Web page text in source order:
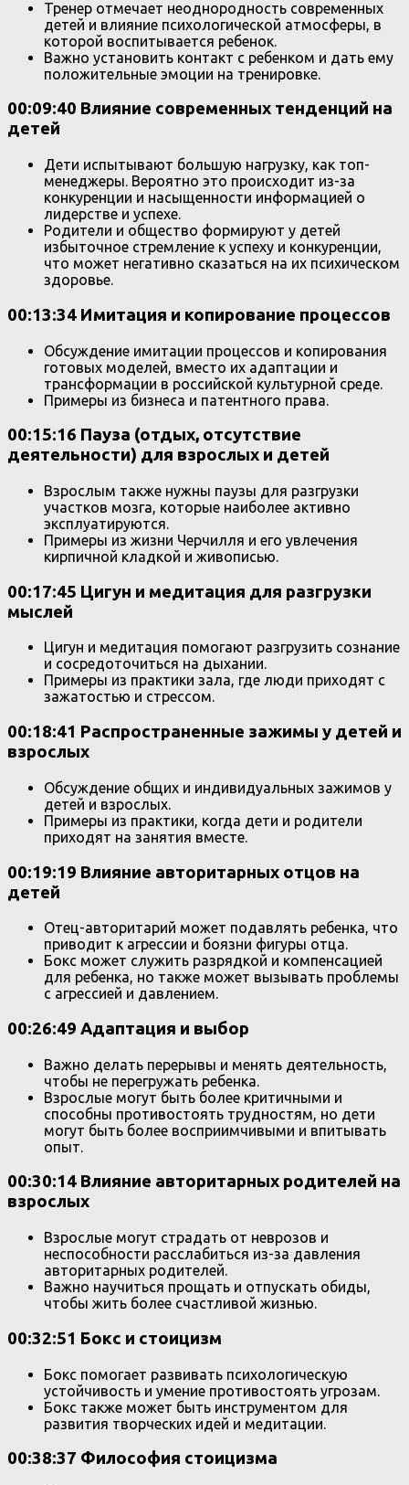
Тренер отмечает неоднородность современных
детей и влияние психологической атмосферы, в
которой воспитывается ребенок.
Важно установить контакт с ребенком и дать ему
положительные эмоции на тренировке.
00:09:40 Влияние современных тенденций на
детей
Дети испытывают большую нагрузку, как топ-
менеджеры. Вероятно это происходит из-за
конкуренции и насыщенности информацией о
лидерстве и успехе.
Родители и общество формируют у детей
избыточное стремление к успеху и конкуренции,
что может негативно сказаться на их психическом
здоровье.
00:13:34 Имитация и копирование процессов
Обсуждение имитации процессов и копирования
готовых моделей, вместо их адаптации и
трансформации в российской культурной среде.
Примеры из бизнеса и патентного права.
00:15:16 Пауза (отдых, отсутствие
деятельности) для взрослых и детей
Взрослым также нужны паузы для разгрузки
участков мозга, которые наиболее активно
эксплуатируются.
Примеры из жизни Черчилля и его увлечения
кирпичной кладкой и живописью.
00:17:45 Цигун и медитация для разгрузки
мыслей
Цигун и медитация помогают разгрузить сознание
и сосредоточиться на дыхании.
Примеры из практики зала, где люди приходят с
зажатостью и стрессом.
00:18:41 Распространенные зажимы у детей и
взрослых
Обсуждение общих и индивидуальных зажимов у
детей и взрослых.
Примеры из практики, когда дети и родители
приходят на занятия вместе.
00:19:19 Влияние авторитарных отцов на
детей
Отец-авторитарий может подавлять ребенка, что
приводит к агрессии и боязни фигуры отца.
Бокс может служить разрядкой и компенсацией
для ребенка, но также может вызывать проблемы
с агрессией и давлением.
00:26:49 Адаптация и выбор
Важно делать перерывы и менять деятельность,
чтобы не перегружать ребенка.
Взрослые могут быть более критичными и
способны противостоять трудностям, но дети
могут быть более восприимчивыми и впитывать
опыт.
00:30:14 Влияние авторитарных родителей на
взрослых
Взрослые могут страдать от неврозов и
неспособности расслабиться из-за давления
авторитарных родителей.
Важно научиться прощать и отпускать обиды,
чтобы жить более счастливой жизнью.
00:32:51 Бокс и стоицизм
Бокс помогает развивать психологическую
устойчивость и умение противостоять угрозам.
Бокс также может быть инструментом для
развития творческих идей и медитации.
00:38:37 Философия стоицизма